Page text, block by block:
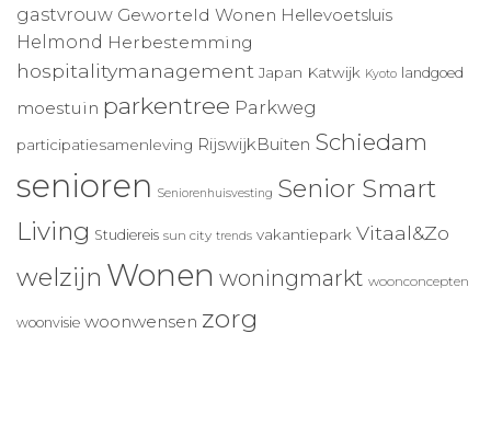
gastvrouw Geworteld Wonen Hellevoetsluis
Helmond Herbestemming
hospitalitymanagement Japan Katwijk Kyoto landgoed
moestuin parkentree Parkweg
participatiesamenleving RijswijkBuiten Schiedam
senioren Seniorenhuisvesting Senior Smart
Living Studiereis sun city trends vakantiepark Vitaal&Zo
welzijn Wonen woningmarkt woonconcepten
woonvisie woonwensen zorg